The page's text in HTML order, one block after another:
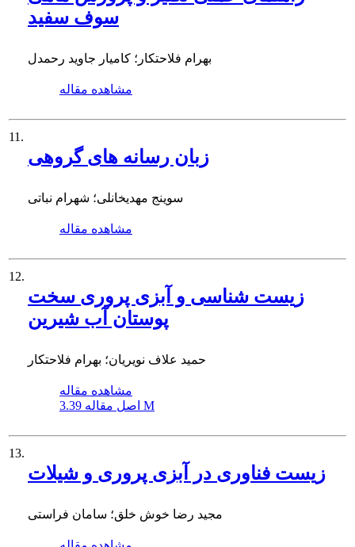
سوف سفید
بهرام فلاحتکار؛ کامیار جاوید رحمدل
مشاهده مقاله
11.
زبان رسانه های گروهی
سوینج مهدیخانلی؛ شهرام نباتی
مشاهده مقاله
12.
زیست شناسی و آبزی پروری سخت
پوستان آب شیرین
حمید علاف نویریان؛ بهرام فلاحتکار
مشاهده مقاله
اصل مقاله 3.39 M
13.
زیست فناوری در آبزی پروری و شیلات
مجید رضا خوش خلق؛ سامان فراستی